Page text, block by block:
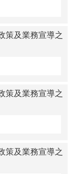
策及業務宣導之
策及業務宣導之
策及業務宣導之